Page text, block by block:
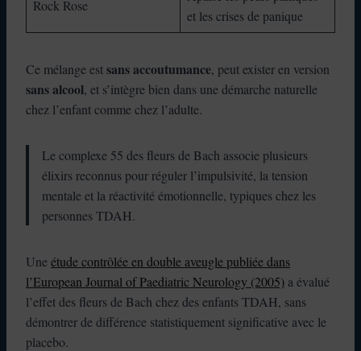
Rock Rose
et les crises de panique
Ce mélange estsans accoutumance, peut exister en version
sans alcool, et s’intègre bien dans une démarche naturelle
chez l’enfant comme chez l’adulte.
Le complexe 55 des fleurs de Bach associe plusieurs
élixirs reconnus pour réguler l’impulsivité, la tension
mentale et la réactivité émotionnelle, typiques chez les
personnes TDAH.
Une étude contrôlée en double aveugle publiée dans
l’European Journal of Paediatric Neurology (2005) a évalué
l’effet des fleurs de Bach chez des enfants TDAH, sans
démontrer de différence statistiquement significative avec le
placebo.